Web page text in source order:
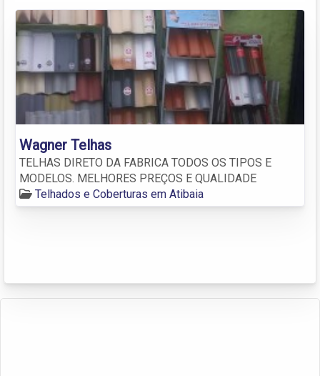
Wagner Telhas
TELHAS DIRETO DA FABRICA TODOS OS TIPOS E
MODELOS. MELHORES PREÇOS E QUALIDADE
Telhados e Coberturas em Atibaia